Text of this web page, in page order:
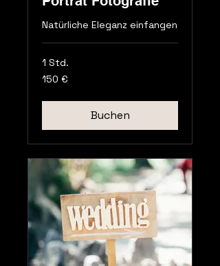
Natürliche Eleganz einfangen
1 Std.
150
Euro
150 €
Buchen